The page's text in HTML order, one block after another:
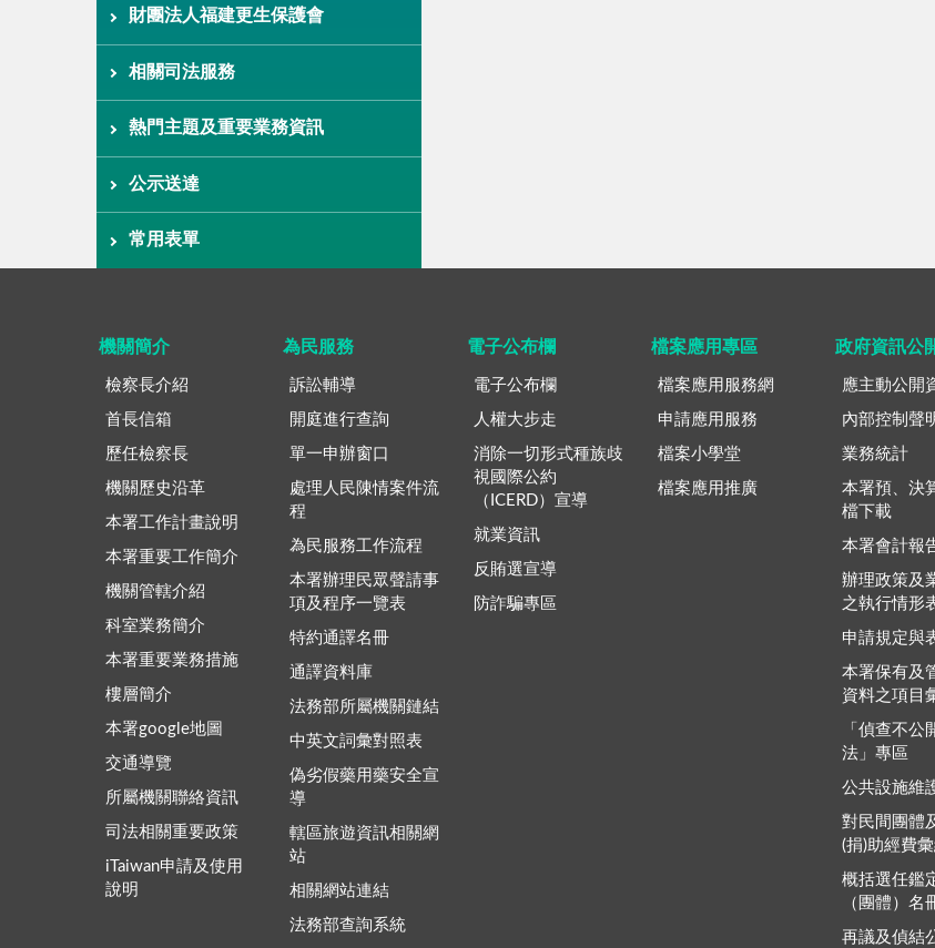
財團法人福建更生保護會
相關司法服務
熱門主題及重要業務資訊
公示送達
常用表單
機關簡介
檢察長介紹
首長信箱
歷任檢察長
機關歷史沿革
本署工作計畫說明
本署重要工作簡介
機關管轄介紹
科室業務簡介
本署重要業務措施
樓層簡介
本署google地圖
交通導覽
所屬機關聯絡資訊
司法相關重要政策
iTaiwan申請及使用
說明
為民服務
訴訟輔導
開庭進行查詢
單一申辦窗口
處理人民陳情案件流
程
為民服務工作流程
本署辦理民眾聲請事
項及程序一覽表
特約通譯名冊
通譯資料庫
法務部所屬機關鏈結
中英文詞彙對照表
偽劣假藥用藥安全宣
導
轄區旅遊資訊相關網
站
相關網站連結
法務部查詢系統
電子公布欄
電子公布欄
人權大步走
消除一切形式種族歧
視國際公約
（ICERD）宣導
就業資訊
反賄選宣導
防詐騙專區
檔案應用專區
檔案應用服務網
申請應用服務
檔案小學堂
檔案應用推廣
政府資訊公
應主動公開
內部控制聲
業務統計
本署預、決
檔下載
本署會計報
辦理政策及
之執行情形
申請規定與
本署保有及
資料之項目
「偵查不公
法」專區
公共設施維
對民間團體
(捐)助經費
概括選任鑑
（團體）名
再議及偵結